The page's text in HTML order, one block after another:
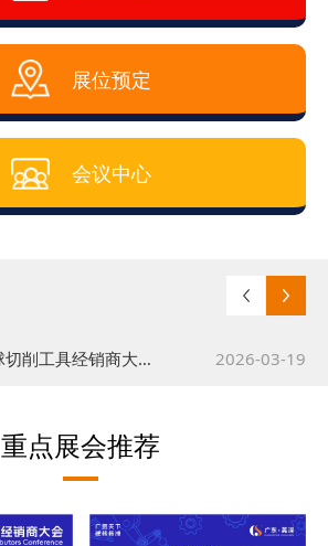
展位预定
会议中心
• 关于举办2026株洲国际先进硬质材料产业博览会的通知 2026-03-17
重点展会推荐